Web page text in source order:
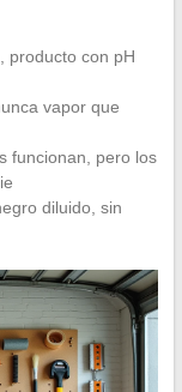
producto con pH
vapor que
funcionan, pero los
diluido, sin